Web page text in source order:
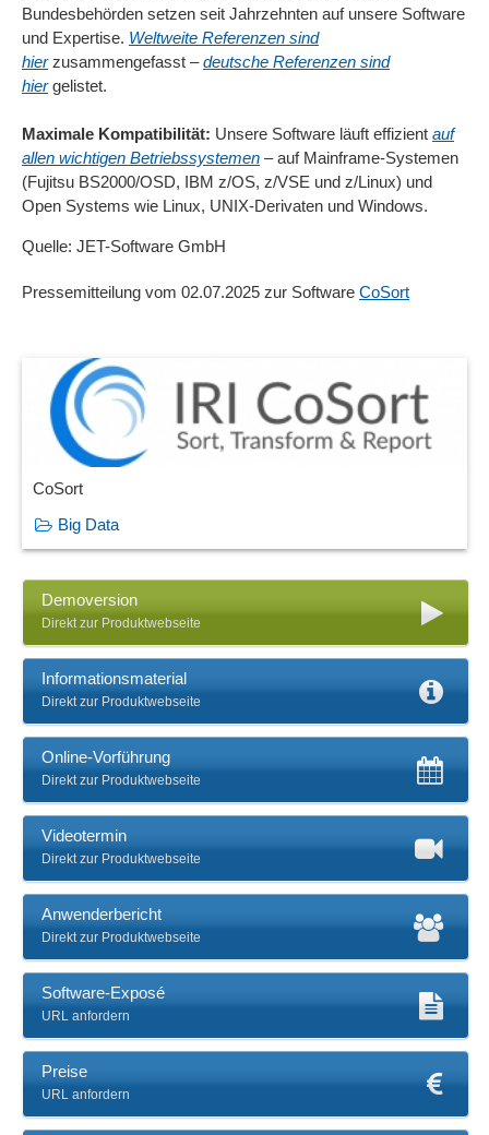
Bundesbehörden setzen seit Jahrzehnten auf unsere Software
und Expertise. Weltweite Referenzen sind
hierzusammengefasst –deutsche Referenzen sind
hiergelistet.
Maximale Kompatibilität: Unsere Software läuft effizient auf
allen wichtigen Betriebssystemen – auf Mainframe-Systemen
(Fujitsu BS2000/OSD, IBM z/OS, z/VSE und z/Linux) und
Open Systems wie Linux, UNIX-Derivaten und Windows.
Quelle: JET-Software GmbH
Pressemitteilung vom 02.07.2025 zur Software CoSort
CoSort
Big Data
Demoversion
Direkt zur Produktwebseite
Informationsmaterial
Direkt zur Produktwebseite
Online-Vorführung
Direkt zur Produktwebseite
Videotermin
Direkt zur Produktwebseite
Anwenderbericht
Direkt zur Produktwebseite
Software-Exposé
URL anfordern
Preise
URL anfordern